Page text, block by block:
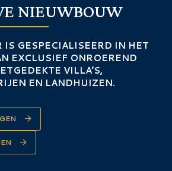
NIEUWBOUW
IS GESPECIALISEERD IN HET
EXCLUSIEF ONROEREND
VILLA’S,
EN LANDHUIZEN.